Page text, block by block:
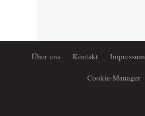
Über uns Kontakt Impressum
Cookie-Manager